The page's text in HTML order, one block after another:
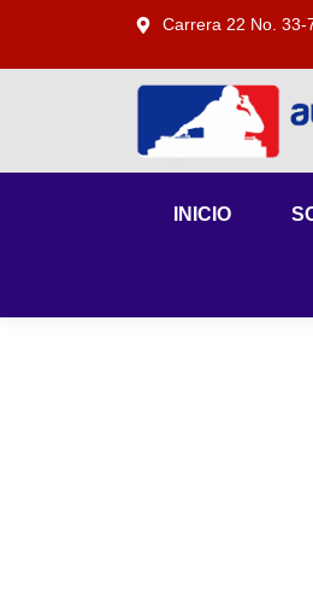
Carrera 22 No. 33-
INICIO